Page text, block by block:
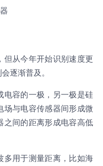
但从今年开始识别速度更
逐渐普及。
电容的一极，另一极是硅
场与电容传感器间形成微
之间的距离形成电容高低
多用于测量距离，比如海